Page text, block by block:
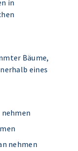
in
Bäume,
eines
nehmen